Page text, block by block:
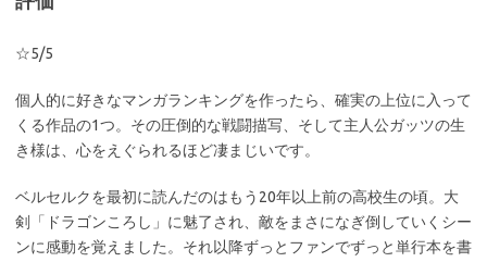
☆5/5
個人的に好きなマンガランキングを作ったら、確実の上位に入って
くる作品の1つ。その圧倒的な戦闘描写、そして主人公ガッツの生
き様は、心をえぐられるほど凄まじいです。
ベルセルクを最初に読んだのはもう20年以上前の高校生の頃。大
剣「ドラゴンころし」に魅了され、敵をまさになぎ倒していくシー
ンに感動を覚えました。それ以降ずっとファンでずっと単行本を書